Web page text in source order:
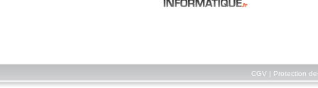
CGV Protection